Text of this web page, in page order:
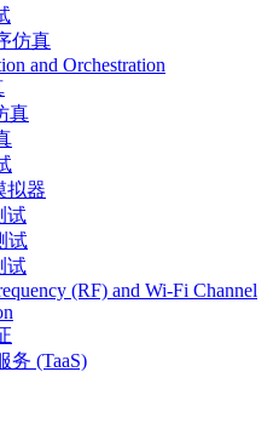
仿真
and Orchestration
真
拟器
试
试
试
(RF) and Wi-Fi Channel
务 (TaaS)